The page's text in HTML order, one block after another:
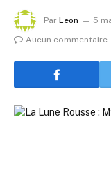
Par Leon 5
Aucun commentaire